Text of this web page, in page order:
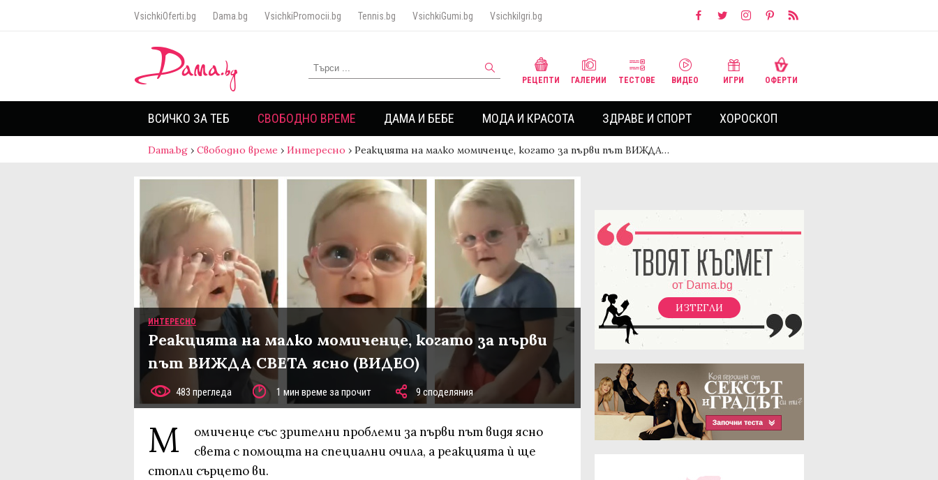
VsichkiOferti.bg Dama.bg VsichkiPromocii.bg Tennis.bg VsichkiGumi.bg VsichkiIgri.bg
РЕЦЕПТИ ГАЛЕРИИ ТЕСТОВЕ ВИДЕО ИГРИ ОФЕРТИ
ВСИЧКО ЗА ТЕБ СВОБОДНО ВРЕМЕ ДАМА И БЕБЕ МОДА И КРАСОТА ЗДРАВЕ И СПОРТ ХОРОСКОП
Dama.bg › Свободно време › Интересно › Реакцията на малко момиченце, когато за първи път ВИЖДА…
ИНТЕРЕСНО
Реакцията на малко момиченце, когато за първи
път ВИЖДА СВЕТА ясно (ВИДЕО)
483 прегледа 1 мин време за прочит 9 споделяния
М
омиченце със зрителни проблеми за първи път видя ясно
света с помощта на специални очила, а реакцията ѝ ще
стопли сърцето ви.
ИЗТЕГЛИ